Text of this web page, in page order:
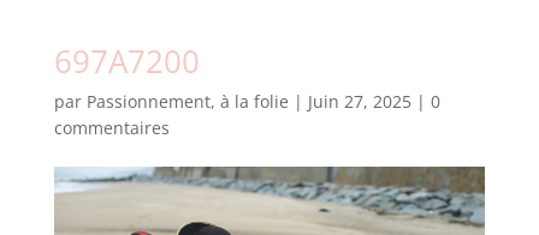
697A7200
par Passionnement, à la folie | Juin 27, 2025| 0
commentaires